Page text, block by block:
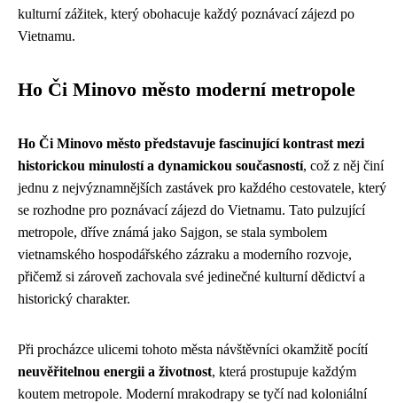
kulturní zážitek, který obohacuje každý poznávací zájezd po
Vietnamu.
Ho Či Minovo město moderní metropole
Ho Či Minovo město představuje fascinující kontrast mezi
historickou minulostí a dynamickou současností, což z něj činí
jednu z nejvýznamnějších zastávek pro každého cestovatele, který
se rozhodne pro poznávací zájezd do Vietnamu. Tato pulzující
metropole, dříve známá jako Sajgon, se stala symbolem
vietnamského hospodářského zázraku a moderního rozvoje,
přičemž si zároveň zachovala své jedinečné kulturní dědictví a
historický charakter.
Při procházce ulicemi tohoto města návštěvníci okamžitě pocítí
neuvěřitelnou energii a životnost, která prostupuje každým
koutem metropole. Moderní mrakodrapy se tyčí nad koloniální